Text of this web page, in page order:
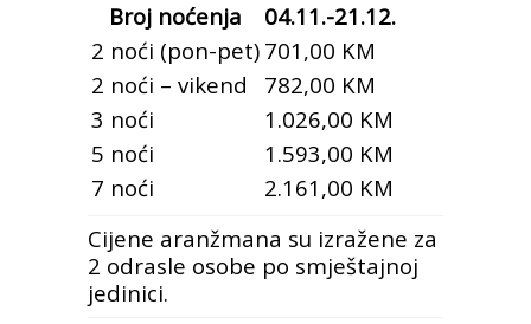
Broj noćenja
04.11.-21.12.
2 noći (pon-pet) 701,00 KM
2 noći – vikend
782,00 KM
3 noći
1.026,00 KM
5 noći
1.593,00 KM
7 noći
2.161,00 KM
Cijene aranžmana su izražene za
2 odrasle osobe po smještajnoj
jedinici.